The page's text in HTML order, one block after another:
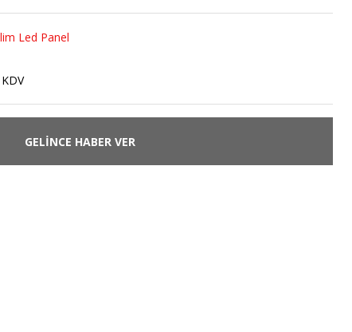
Led Panel
GELİNCE HABER VER